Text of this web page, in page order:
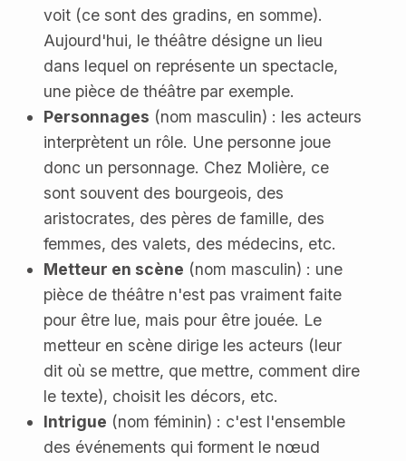
voit (ce sont des gradins, en somme).
Aujourd'hui, le théâtre désigne un lieu
dans lequel on représente un spectacle,
une pièce de théâtre par exemple.
Personnages (nom masculin) : les acteurs
interprètent un rôle. Une personne joue
donc un personnage. Chez Molière, ce
sont souvent des bourgeois, des
aristocrates, des pères de famille, des
femmes, des valets, des médecins, etc.
Metteur en scène (nom masculin) : une
pièce de théâtre n'est pas vraiment faite
pour être lue, mais pour être jouée. Le
metteur en scène dirige les acteurs (leur
dit où se mettre, que mettre, comment dire
le texte), choisit les décors, etc.
Intrigue (nom féminin) : c'est l'ensemble
des événements qui forment le nœud